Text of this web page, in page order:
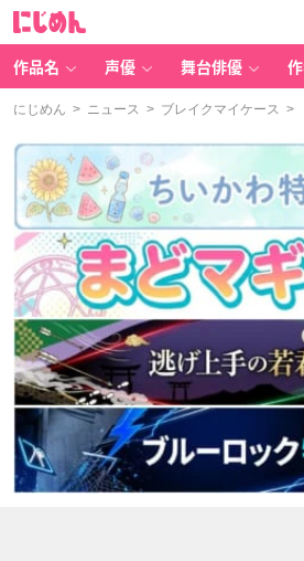
作品名 声優 舞台俳優
にじめん > ニュース > ブレイクマイケース >